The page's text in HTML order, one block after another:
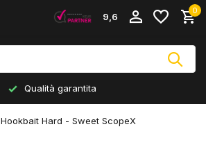
9,6
0
Qualità garantita
Hookbait Hard - Sweet ScopeX